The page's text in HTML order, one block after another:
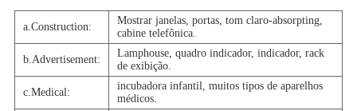
a.Construction:
Mostrar janelas, portas, tom claro-absorpting,
cabine telefônica.
b.Advertisement:
Lamphouse, quadro indicador, indicador, rack
de exibição.
c.Medical:
incubadora infantil, muitos tipos de aparelhos
médicos.